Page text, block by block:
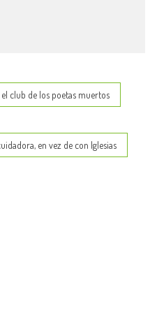
el club de los poetas muertos
en vez de con Iglesias